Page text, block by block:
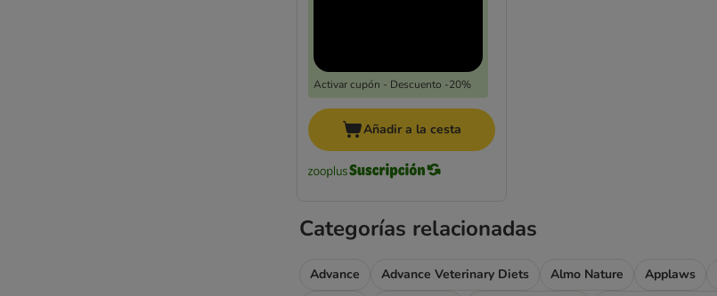
Activar cupón - Descuento -20%
Añadir a la cesta
Categorías relacionadas
Advance Advance Veterinary Diets Almo Nature Applaws